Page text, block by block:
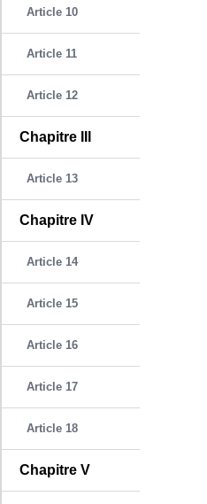
Article 10
Article 11
Article 12
Chapitre III
Article 13
Chapitre IV
Article 14
Article 15
Article 16
Article 17
Article 18
Chapitre V